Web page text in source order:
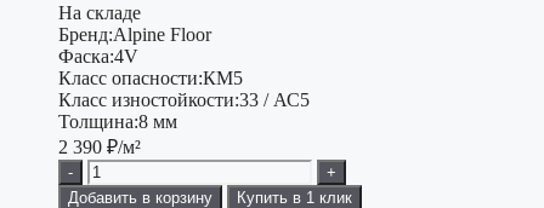
На складе
Бренд:Alpine Floor
Фаска:4V
Класс опасности:КМ5
Класс изностойкости:33 / АС5
Толщина:8 мм
2 390 ₽/м²
-
+
Добавить в корзину
Купить в 1 клик